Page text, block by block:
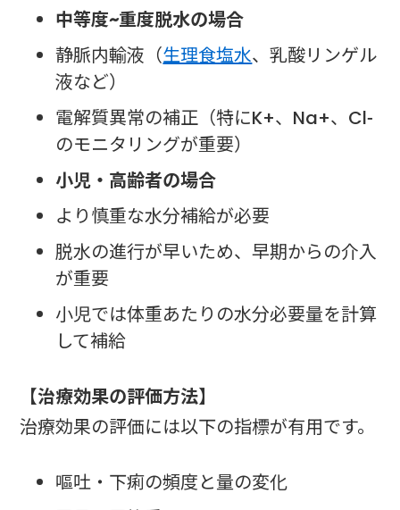
中等度~重度脱水の場合
静脈内輸液（生理食塩水、乳酸リンゲル
液など）
電解質異常の補正（特にK+、Na+、Cl-
のモニタリングが重要）
小児・高齢者の場合
より慎重な水分補給が必要
脱水の進行が早いため、早期からの介入
が重要
小児では体重あたりの水分必要量を計算
して補給
【治療効果の評価方法】
治療効果の評価には以下の指標が有用です。
嘔吐・下痢の頻度と量の変化